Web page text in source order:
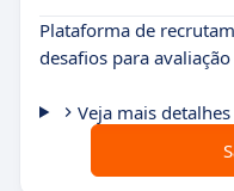
Plataforma de
desafios para
Veja mais detalhes